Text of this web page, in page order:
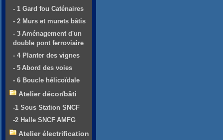
- 1 Gard fou Caténaires
- 2 Murs et murets bâtis
- 3 Aménagement d'un
double pont ferroviaire
- 4 Planter des vignes
- 5 Abord des voies
- 6 Boucle hélicoïdale
Atelier décor/bâti
-1 Sous Station SNCF
-2 Halle SNCF AMFG
Atelier électrification